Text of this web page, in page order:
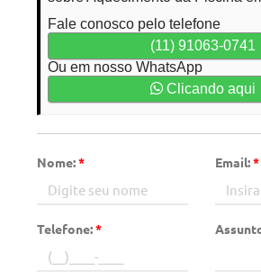
Fale conosco pelo telefone
(11) 91063-0741
Ou em nosso WhatsApp
Clicando aqui
Nome:* Email:*
Telefone:*